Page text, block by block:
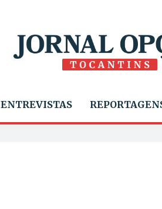
ENTREVISTAS